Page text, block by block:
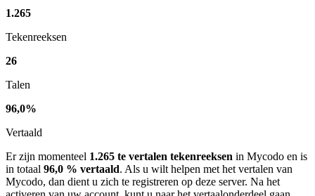
1.265
Tekenreeksen
26
Talen
96,0%
Vertaald
Er zijn momenteel 1.265 te vertalen tekenreeksen in Mycodo en is
in totaal 96,0 % vertaald. Als u wilt helpen met het vertalen van
Mycodo, dan dient u zich te registreren op deze server. Na het